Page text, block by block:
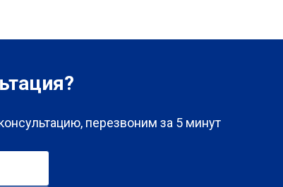
перезвоним за 5 минут